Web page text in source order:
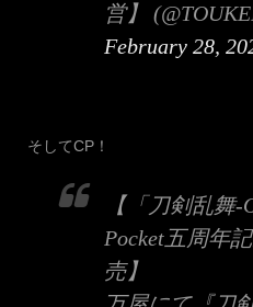
営】
February 28,
そしてCP！
【「刀剣乱舞-
Pocket五周年
売】